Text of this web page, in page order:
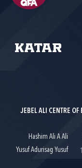
Katar
JEBEL ALI CENTRE
Hashim Ali A Ali
Yusuf Adurisag Yusuf